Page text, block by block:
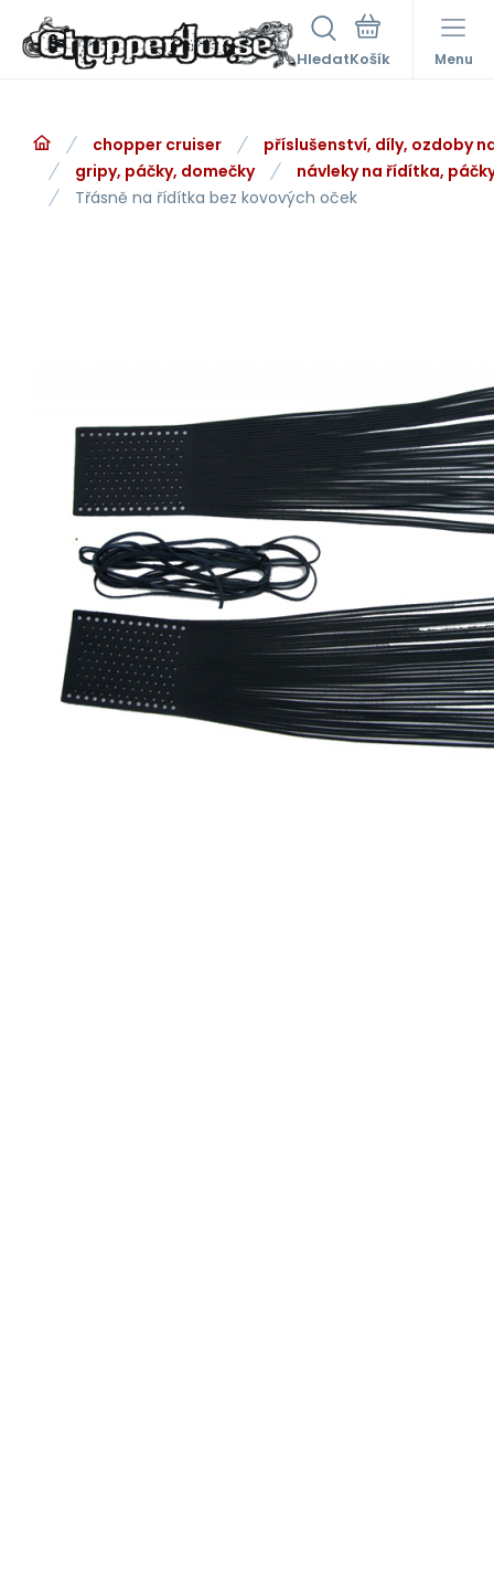
Hledat Menu
chopper cruiser
příslušenství, díly, ozdoby
gripy, páčky, domečky
návleky na řídítka,
Třásně na řídítka bez kovových oček